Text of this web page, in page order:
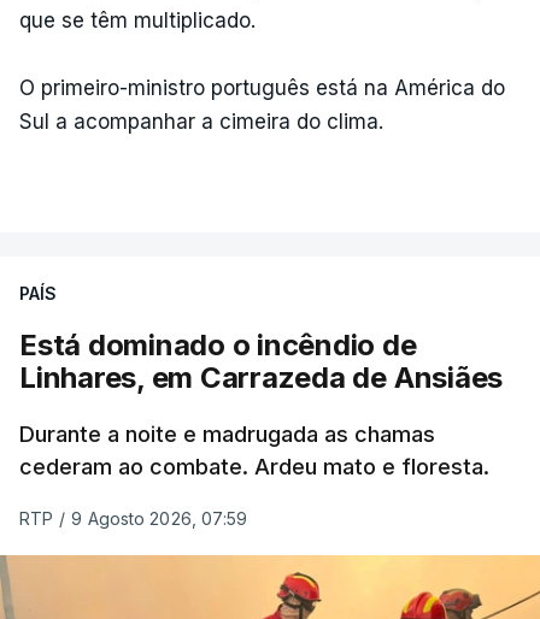
que se têm multiplicado.
O primeiro-ministro português está na América do
Sul a acompanhar a cimeira do clima.
PAÍS
Está dominado o incêndio de
Linhares, em Carrazeda de Ansiães
Durante a noite e madrugada as chamas
cederam ao combate. Ardeu mato e floresta.
RTP / 9 Agosto 2026, 07:59